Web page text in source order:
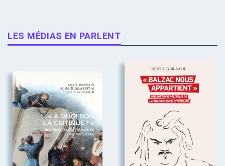
LES MÉDIAS EN PARLENT